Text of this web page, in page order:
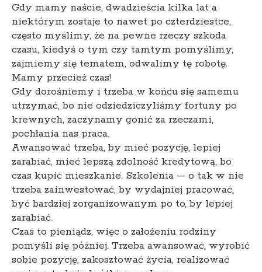
Gdy mamy naście, dwadzieścia kilka lat a
niektórym zostaje to nawet po czterdziestce,
często myślimy, że na pewne rzeczy szkoda
czasu, kiedyś o tym czy tamtym pomyślimy,
zajmiemy się tematem, odwalimy tę robotę.
Mamy przecież czas!
Gdy dorośniemy i trzeba w końcu się samemu
utrzymać, bo nie odziedziczyliśmy fortuny po
krewnych, zaczynamy gonić za rzeczami,
pochłania nas praca.
Awansować trzeba, by mieć pozycję, lepiej
zarabiać, mieć lepszą zdolność kredytową, bo
czas kupić mieszkanie. Szkolenia — o tak w nie
trzeba zainwestować, by wydajniej pracować,
być bardziej zorganizowanym po to, by lepiej
zarabiać.
Czas to pieniądz, więc o założeniu rodziny
pomyśli się później. Trzeba awansować, wyrobić
sobie pozycję, zakosztować życia, realizować